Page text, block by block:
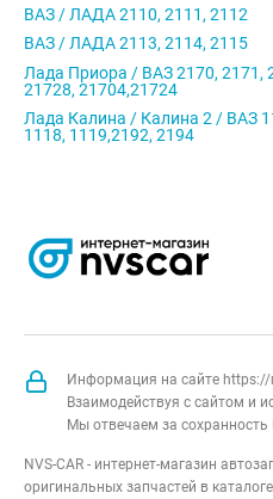
ВАЗ / ЛАДА 2110, 2111, 2112
ВАЗ / ЛАДА 2113, 2114, 2115
Лада Приора / ВАЗ 2170, 2171,
21728, 21704,21724
Лада Калина / Калина 2 / ВАЗ
1118, 1119,2192, 2194
Информация на сайте https://
Взаимодействуя с сайтом и
Мы отвечаем за
NVS-CAR - интернет-магазин
оригинальных запчастей в